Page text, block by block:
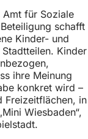
Amt für Soziale
schafft
Kinder- und
Kinder
ihre Meinung
konkret wird –
Freizeitflächen, in
Wiesbaden“,